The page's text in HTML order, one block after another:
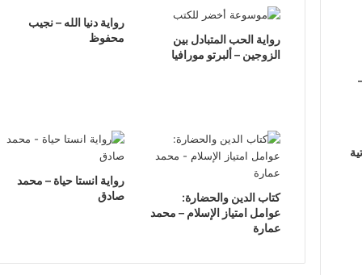
رواية الحب المتبادل بين
الزوجين – ألبرتو مورافيا
رواية دنيا الله – نجيب
محفوظ
كتاب الدين والحضارة:
عوامل امتياز الإسلام – محمد
عمارة
رواية انستا حياة – محمد
صادق